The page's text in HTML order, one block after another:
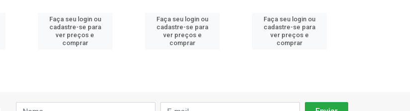
Faça seu login ou
cadastre-se para
ver preços e
comprar
Faça seu login ou
cadastre-se para
ver preços e
comprar
Faça seu login ou
cadastre-se para
ver preços e
comprar